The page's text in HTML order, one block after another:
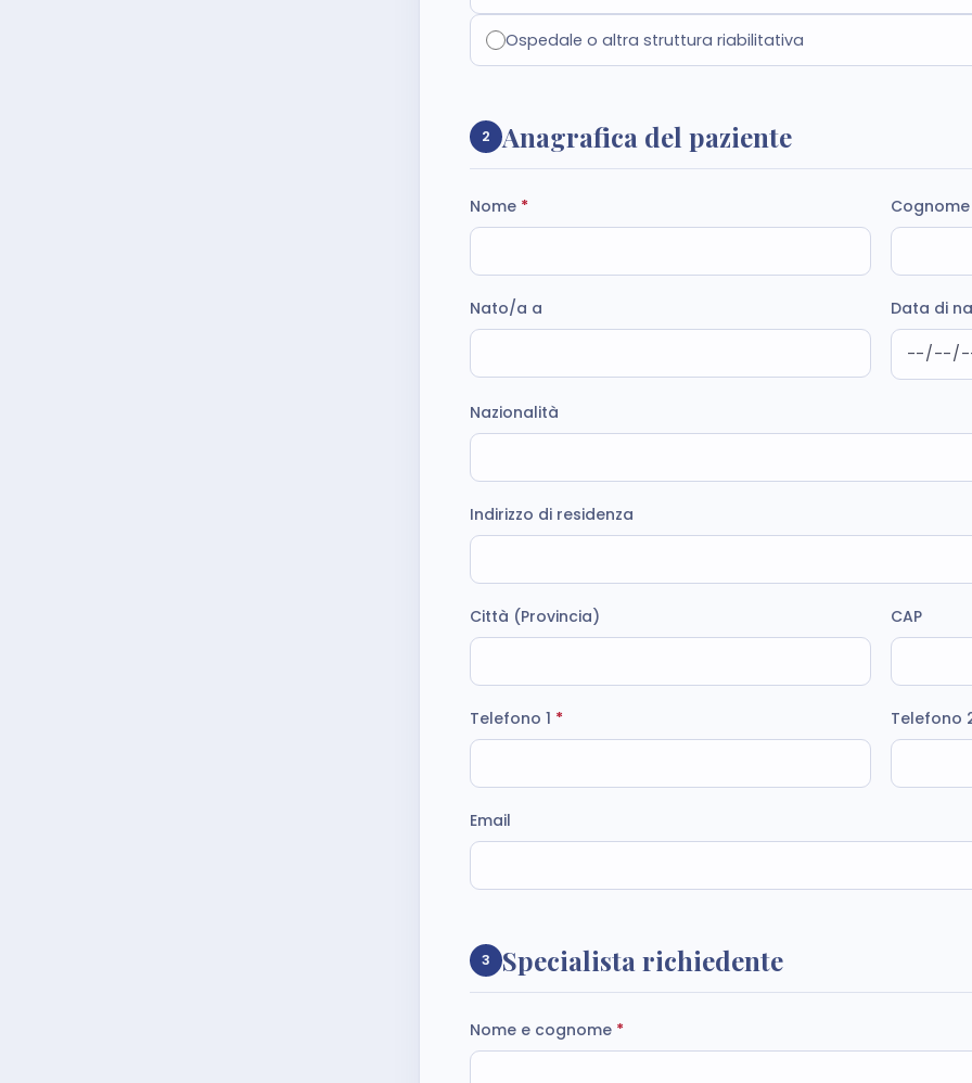
Ospedale o altra struttura riabilitativa
2 Anagrafica del paziente
Nome *
Nato/a a Data di
Nazionalità
Indirizzo di residenza
Città (Provincia) CAP
Telefono 1 * Telefono
Email
3 Specialista richiedente
Nome e cognome *